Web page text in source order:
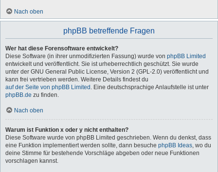
Nach oben
phpBB betreffende Fragen
Wer hat diese Forensoftware entwickelt?
Diese Software (in ihrer unmodifizierten Fassung) wurde von phpBB Limited
entwickelt und veröffentlicht. Sie ist urheberrechtlich geschützt. Sie wurde
unter der GNU General Public License, Version 2 (GPL-2.0) veröffentlicht und
kann frei vertrieben werden. Weitere Details findest du
auf der Seite von phpBB Limited . Eine deutschsprachige Anlaufstelle ist unter
phpBB.de zu finden.
Nach oben
Warum ist Funktion x oder y nicht enthalten?
Diese Software wurde von phpBB Limited geschrieben. Wenn du denkst, dass
eine Funktion implementiert werden sollte, dann besuche phpBB Ideas, wo du
deine Stimme für bestehende Vorschläge abgeben oder neue Funktionen
vorschlagen kannst.